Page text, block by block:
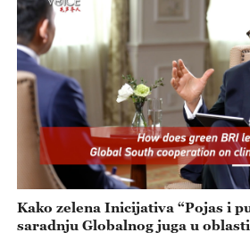
Kako zelena Inicijativa “Pojas i
saradnju Globalnog juga u